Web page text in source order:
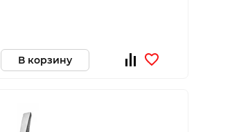
В корзину